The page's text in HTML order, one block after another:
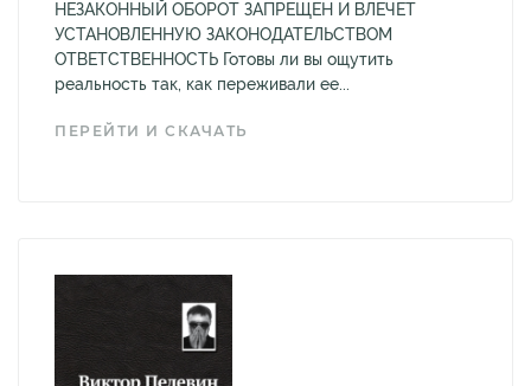
НЕЗАКОННЫЙ ОБОРОТ ЗАПРЕЩЕН И ВЛЕЧЕТ
УСТАНОВЛЕННУЮ ЗАКОНОДАТЕЛЬСТВОМ
ОТВЕТСТВЕННОСТЬ Готовы ли вы ощутить
реальность так, как переживали ее...
ПЕРЕЙТИ И СКАЧАТЬ